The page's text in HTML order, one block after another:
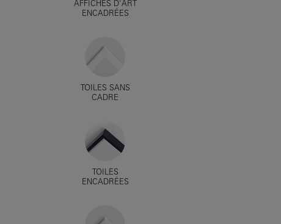
AFFICHES D'ART
ENCADRÉES
TOILES SANS
CADRE
TOILES
ENCADRÉES